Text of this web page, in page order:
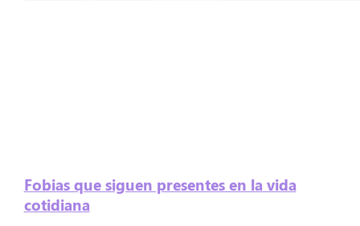
Fobias que siguen presentes en la vida
cotidiana